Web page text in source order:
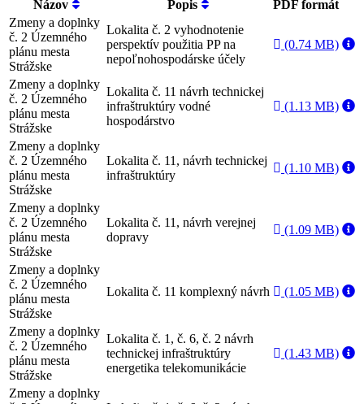
Názov
Popis
PDF formát
Zmeny a doplnky
č. 2 Územného
plánu mesta
Strážske
Lokalita č. 2 vyhodnotenie
perspektív použitia PP na
nepoľnohospodárske účely
(0.74 MB)
Zmeny a doplnky
č. 2 Územného
plánu mesta
Strážske
Lokalita č. 11 návrh technickej
infraštruktúry vodné
hospodárstvo
(1.13 MB)
Zmeny a doplnky
č. 2 Územného
plánu mesta
Strážske
Lokalita č. 11, návrh technickej
infraštruktúry
(1.10 MB)
Zmeny a doplnky
č. 2 Územného
plánu mesta
Strážske
Lokalita č. 11, návrh verejnej
dopravy
(1.09 MB)
Zmeny a doplnky
č. 2 Územného
plánu mesta
Strážske
Lokalita č. 11 komplexný návrh (1.05 MB)
Zmeny a doplnky
č. 2 Územného
plánu mesta
Strážske
Lokalita č. 1, č. 6, č. 2 návrh
technickej infraštruktúry
energetika telekomunikácie
(1.43 MB)
Zmeny a doplnky